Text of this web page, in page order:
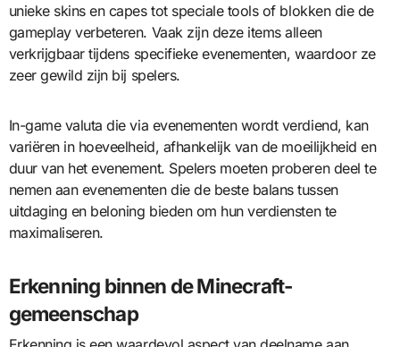
unieke skins en capes tot speciale tools of blokken die de
gameplay verbeteren. Vaak zijn deze items alleen
verkrijgbaar tijdens specifieke evenementen, waardoor ze
zeer gewild zijn bij spelers.
In-game valuta die via evenementen wordt verdiend, kan
variëren in hoeveelheid, afhankelijk van de moeilijkheid en
duur van het evenement. Spelers moeten proberen deel te
nemen aan evenementen die de beste balans tussen
uitdaging en beloning bieden om hun verdiensten te
maximaliseren.
Erkenning binnen de Minecraft-
gemeenschap